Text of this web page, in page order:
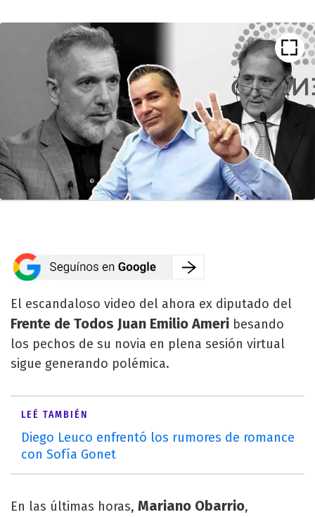
El escandaloso video del ahora ex diputado del
Frente de Todos Juan Emilio Ameri besando
los pechos de su novia en plena sesión virtual
sigue generando polémica.
LEÉ TAMBIÉN
Diego Leuco enfrentó los rumores de romance
con Sofía Gonet
En las últimas horas, Mariano Obarrio,